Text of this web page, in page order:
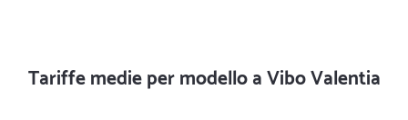
Tariffe medie per modello a Vibo Valentia